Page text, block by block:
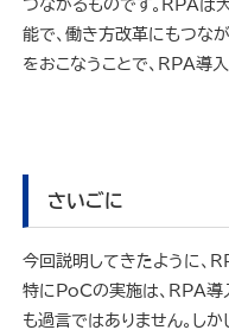
つながるものです。RPAは
能で、働き方改革にもつな
をおこなうことで、RPA導
さいごに
今回説明してきたように、
特にPoCの実施は、RPA導
も過言ではありません。し